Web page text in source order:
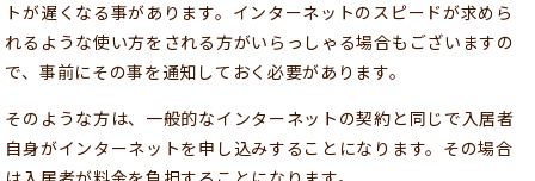
トが遅くなる事があります。インターネットのスピードが求めら
れるような使い方をされる方がいらっしゃる場合もございますの
で、事前にその事を通知しておく必要があります。
そのような方は、一般的なインターネットの契約と同じで入居者
自身がインターネットを申し込みすることになります。その場合